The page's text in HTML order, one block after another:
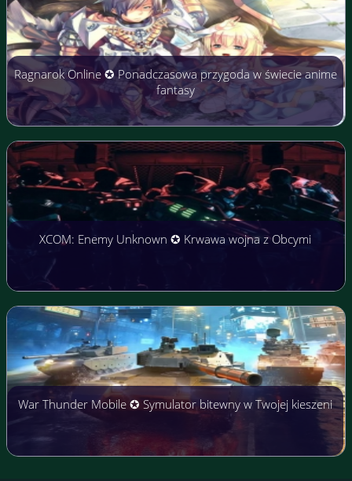
Ragnarok Online ✪ Ponadczasowa przygoda w świecie anime
fantasy
XCOM: Enemy Unknown ✪ Krwawa wojna z Obcymi
War Thunder Mobile ✪ Symulator bitewny w Twojej kieszeni